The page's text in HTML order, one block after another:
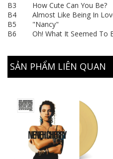
B3 How Cute Can You Be?
B4 Almost Like Being In
B5 "Nancy"
B6 Oh! What It Seemed To
SẢN PHẨM LIÊN QUAN